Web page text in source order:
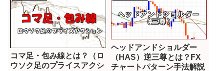
本的には陽線と陰線が並ぶ形にな
ります。（窓埋めやイレギュラー
な...
（Harmonic・調和する）という
言葉の意味からも、フィボナッ
チ...
コマ足・包み線とは？（ロ
ウソク足のプライスアクシ
ヘッドアンドショルダー
（HAS）逆三尊とは？FX
チャートパターン手法解説